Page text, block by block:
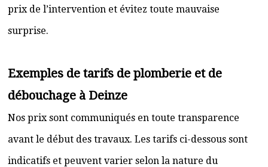
prix de l’intervention et évitez toute mauvaise
surprise.
Exemples de tarifs de plomberie et de
débouchage à Deinze
Nos prix sont communiqués en toute transparence
avant le début des travaux. Les tarifs ci-dessous sont
indicatifs et peuvent varier selon la nature du